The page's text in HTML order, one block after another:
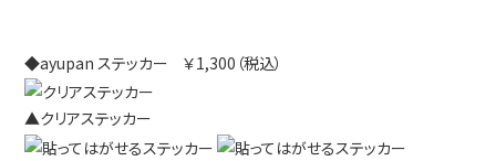
◆ayupan ステッカー ￥1,300（税込）
▲クリアステッカー